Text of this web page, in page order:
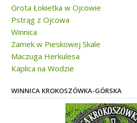
Grota Łokietka w Ojcowie
Pstrąg z Ojcowa
Winnica
Zamek w Pieskowej Skale
Maczuga Herkulesa
Kaplica na Wodzie
WINNICA KROKOSZÓWKA-GÓRSKA